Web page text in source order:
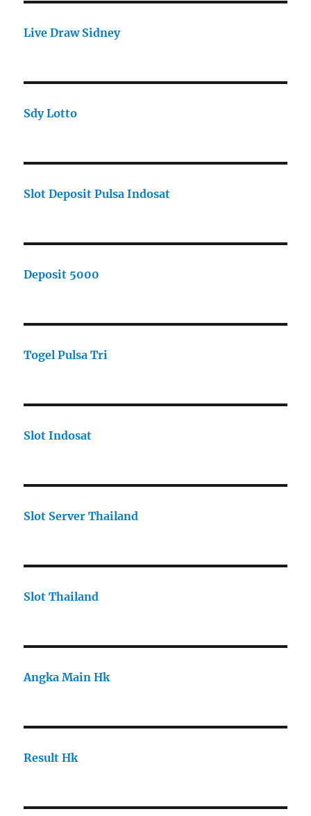
Live Draw Sidney
Sdy Lotto
Slot Deposit Pulsa Indosat
Deposit 5000
Togel Pulsa Tri
Slot Indosat
Slot Server Thailand
Slot Thailand
Angka Main Hk
Result Hk